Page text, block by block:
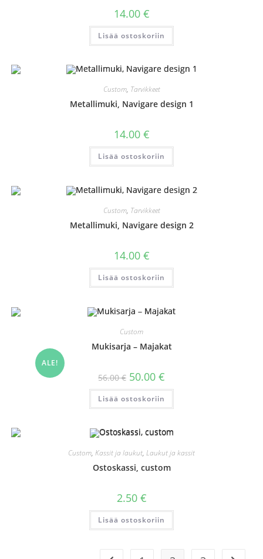
14.00 €
Lisää ostoskoriin
Custom, Tarvikkeet
Metallimuki, Navigare design 1
14.00 €
Lisää ostoskoriin
Custom, Tarvikkeet
Metallimuki, Navigare design 2
14.00 €
Lisää ostoskoriin
ALE!
Custom
Mukisarja – Majakat
56.00€ Alkuperäinen
hinta
oli:
56.00 €.
50.00 €
on:
Lisää ostoskoriin
Custom, Kassit ja laukut, Laukut ja kassit
Ostoskassi, custom
2.50 €
Lisää ostoskoriin